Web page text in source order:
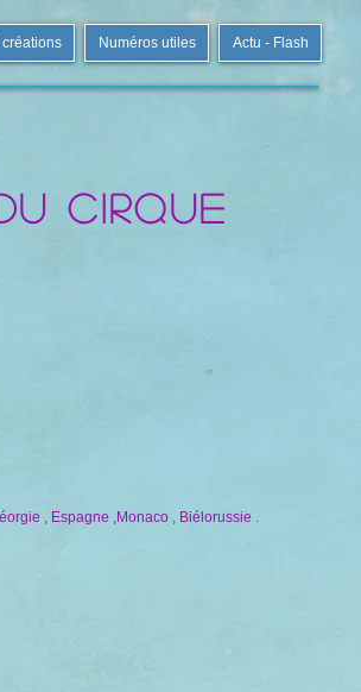
créations Numéros utiles Actu - Flash
cirque
, Espagne ,Monaco , Biélorussie .